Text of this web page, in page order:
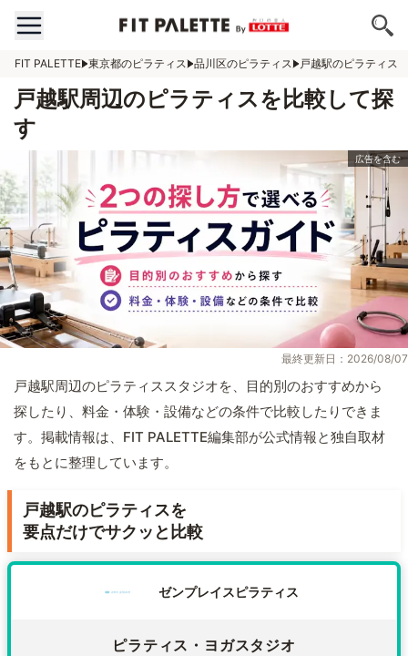
FIT PALETTE 東京都のピラティス 品川区のピラティス 戸越駅のピラティス
戸越駅周辺のピラティスを比較して探
す
最終更新日：2026/08/07
戸越駅周辺のピラティススタジオを、目的別のおすすめから
探したり、料金・体験・設備などの条件で比較したりできま
す。掲載情報は、FIT PALETTE編集部が公式情報と独自取材
をもとに整理しています。
戸越駅のピラティスを
要点だけでサクッと比較
ゼンプレイスピラティス
ピラティス・ヨガスタジオ